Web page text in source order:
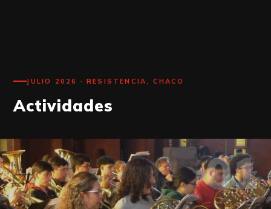
JULIO 2026 · RESISTENCIA, CHACO
Actividades
01